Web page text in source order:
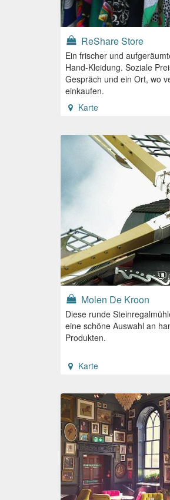
ReShare Store
Ein frischer und
Hand-Kleidung. Soziale
Gespräch und ein Ort, wo
einkaufen.
Karte
Molen De Kroon
Diese runde
eine schöne Auswahl an
Produkten.
Karte